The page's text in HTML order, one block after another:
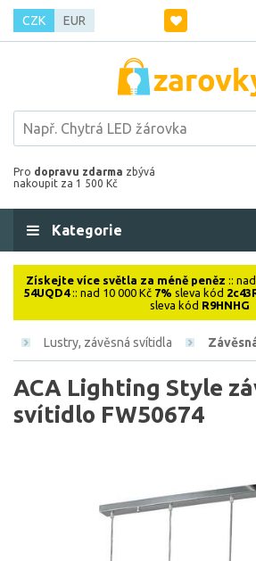
CZK EUR
Pro dopravu zdarma zbývá
nakoupit za 1 500 Kč
Kategorie
Získejte více světla za méně peněz ::
54UQD4:: nad 10 000 Kč 7% sleva kód
sleva kód R9HNHG
Lustry, závěsná svítidla
ACA Lighting Style
svítidlo FW50674